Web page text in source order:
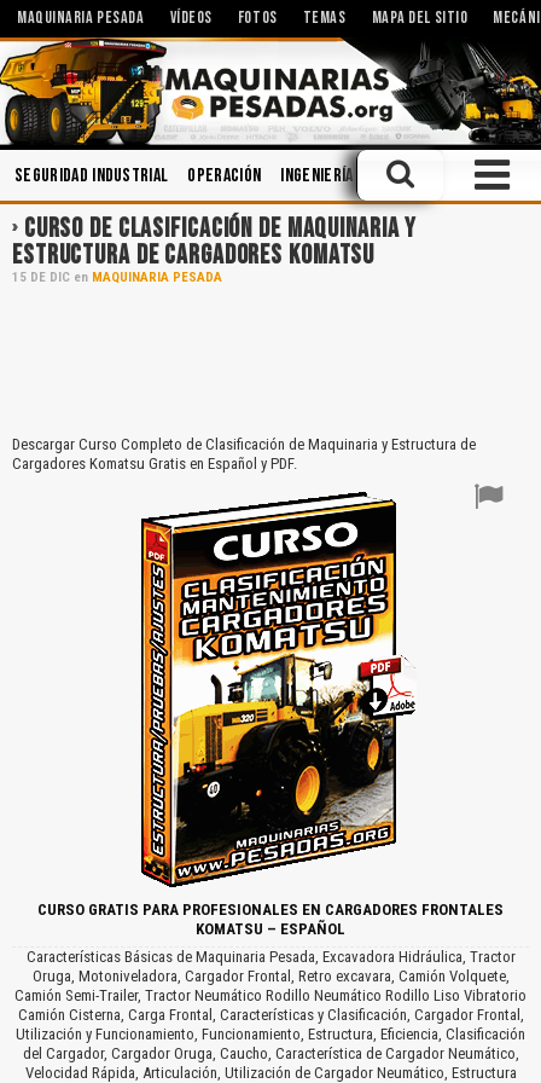
MAQUINARIA PESADA VÍDEOS FOTOS TEMAS MAPA DEL SITIO
Seguridad Industrial Operación Ingeniería Lubricantes
CURSO DE CLASIFICACIÓN DE MAQUINARIA Y
ESTRUCTURA DE CARGADORES KOMATSU
15 DE DIC en MAQUINARIA PESADA
Descargar Curso Completo de Clasificación de Maquinaria y Estructura de
Cargadores Komatsu Gratis en Español y PDF.
CURSO GRATIS PARA PROFESIONALES EN CARGADORES FRONTALES
KOMATSU – ESPAÑOL
Características Básicas de Maquinaria Pesada, Excavadora Hidráulica, Tractor
Oruga, Motoniveladora, Cargador Frontal, Retro excavara, Camión Volquete,
Camión Semi-Trailer, Tractor Neumático Rodillo Neumático Rodillo Liso Vibratorio
Camión Cisterna, Carga Frontal, Características y Clasificación, Cargador Frontal,
Utilización y Funcionamiento, Funcionamiento, Estructura, Eficiencia, Clasificación
del Cargador, Cargador Oruga, Caucho, Característica de Cargador Neumático,
Velocidad Rápida, Articulación, Utilización de Cargador Neumático, Estructura